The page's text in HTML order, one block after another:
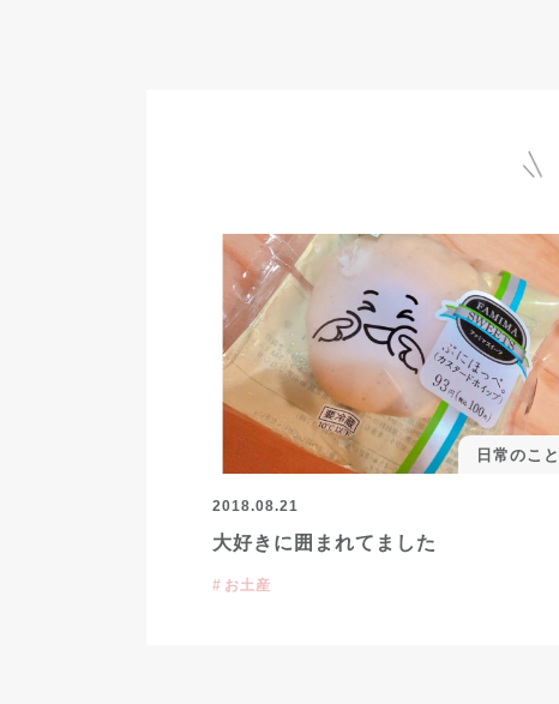
日常のこと
2018.08.21
大好きに囲まれてました
お土産